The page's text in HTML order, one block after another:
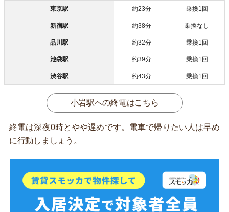
東京駅 約23分 乗換1回
新宿駅 約38分 乗換なし
品川駅 約32分 乗換1回
池袋駅 約39分 乗換1回
渋谷駅 約43分 乗換1回
小岩駅への終電はこちら
終電は深夜0時とやや遅めです。電車で帰りたい人は早め
に行動しましょう。